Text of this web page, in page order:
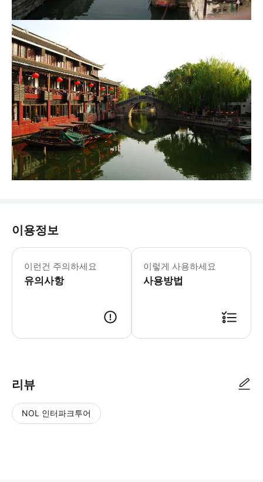
이용정보
이런건 주의하세요
유의사항
- 추가정보 * 차량 내 음식물 섭취는
- 예약확정 * 예약 후 확정 여부를 바
- 추가요금표 * 추가 요금은 현금으
이렇게 사용하세요
사용방법
리뷰
NOL 인터파크투어